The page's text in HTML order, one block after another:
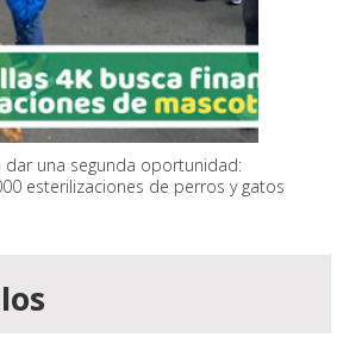
dar una segunda oportunidad:
esterilizaciones de perros y gatos